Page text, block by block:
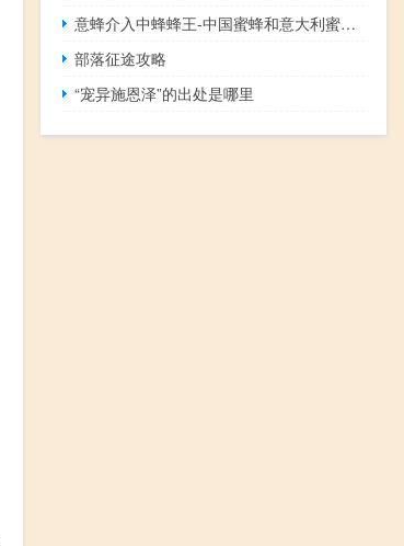
意蜂介入中蜂蜂王-中国蜜蜂和意大利蜜蜂有什么区别？
部落征途攻略
“宠异施恩泽”的出处是哪里